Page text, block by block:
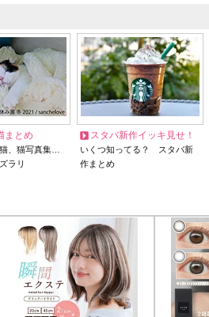
まとめ
、猫写真集…
ラリ
スタバ新作イッキ見せ！
いくつ知ってる？ スタバ新
作まとめ